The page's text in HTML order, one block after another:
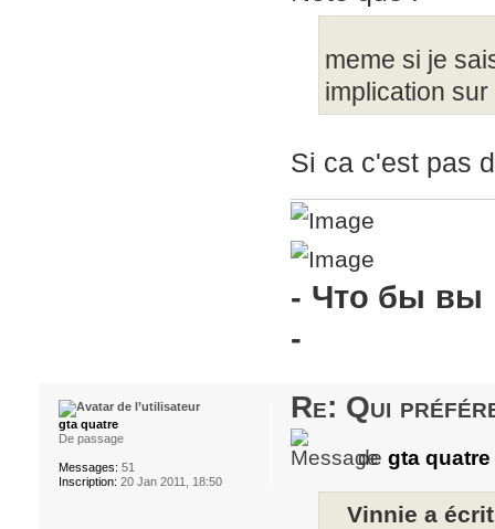
meme si je
implication sur
Si ca c'est pas
- Что бы вы
-
Re: Qui
de gta quatre
Vinnie a
gta quatre
De passage
Messages: 51
Inscription: 20 Jan 2011, 18:50